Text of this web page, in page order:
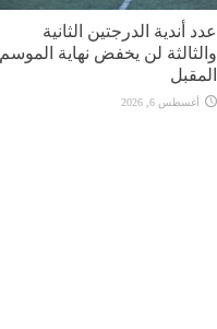
عدد أندية الدرجتين الثانية
والثالثة لن يخفض نهاية الموسم
المقبل
أغسطس 6, 2026